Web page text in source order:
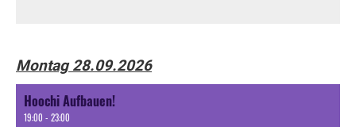
Montag 28.09.2026
Hoochi Aufbauen!
19:00 - 23:00